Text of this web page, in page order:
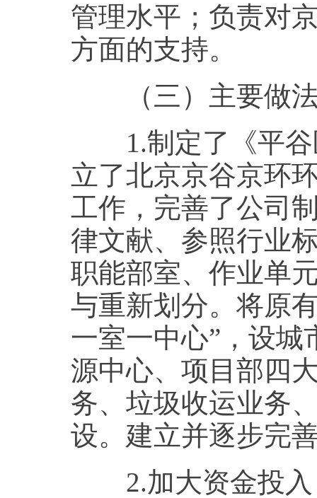
管理水平；负责对
方面的支持。
（三）主要做
1.制定了《平谷
立了北京京谷京环
工作，完善了公司
律文献、参照行业
职能部室、作业单
与重新划分。将原
一室一中心”，设
源中心、项目部四
务、垃圾收运业务
设。建立并逐步完
2.加大资金投入